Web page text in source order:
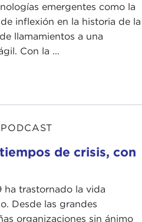
emergentes como la
inflexión en la historia de la
llamamientos a una
Con la ...
PODCAST
de crisis, con
ha trastornado la vida
Desde las grandes
organizaciones sin ánimo